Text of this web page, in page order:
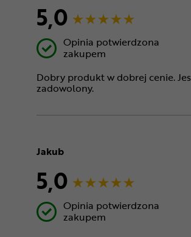
5,0
Opinia potwierdzona
zakupem
Dobry produkt w dobrej cenie.
zadowolony.
Jakub
5,0
Opinia potwierdzona
zakupem